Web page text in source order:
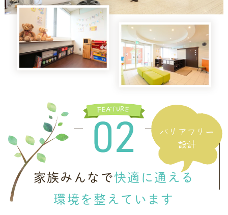
バリアフリー
設計
家族みんなで快適に通える
環境を整えています